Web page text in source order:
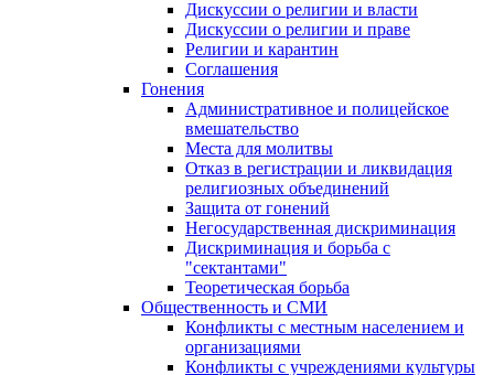
Дискуссии о религии и власти
Дискуссии о религии и праве
Религии и карантин
Соглашения
Гонения
Административное и полицейское
вмешательство
Места для молитвы
Отказ в регистрации и ликвидация
религиозных объединений
Защита от гонений
Негосударственная дискриминация
Дискриминация и борьба с
"сектантами"
Теоретическая борьба
Общественность и СМИ
Конфликты с местным населением и
организациями
Конфликты с учреждениями культуры